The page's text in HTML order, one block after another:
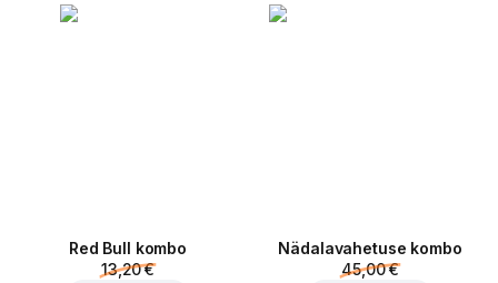
Red Bull kombo
13,20 €
Nädalavahetuse kombo
45,00 €